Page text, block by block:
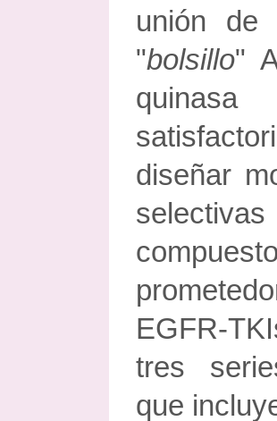
unión de
"bolsillo"
diseñar
EGFR-
tres
que